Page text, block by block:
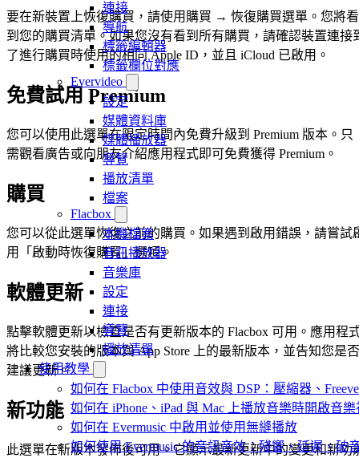
連接
導航
標籤編輯器
標籤欄位對應
Evervideo
設定
媒體資料庫
媒體播放器
導覽
播放清單
檔案
Flacbox
本機檔案
音訊播放器
音樂庫
設定
連接
導覽
播放清單
使用教學
如何在 Flacbox 中使用音效與 DSP：壓縮器、
如何在 iPhone、iPad 與 Mac 上播放音樂時開啟音
如何在 Evermusic 中啟用並使用無縫播放
如何使用 Evermusic 的音訊音效：殘響、延遲、破
要在新裝置上恢復購買，請使用購買 → 恢復購買選單。您將看
到您的購買清單。如果您沒有看到所有購買，請確認裝置連接
了進行購買時使用的相同 Apple ID，並且 iCloud 已啟用。
免費試用 Premium
您可以使用此選單在限定時間內免費升級到 Premium 版本。只
需觀看廣告或向朋友介紹應用程式即可免費獲得 Premium。
購買
您可以從此選單恢復之前的購買。如果遇到啟用錯誤，請嘗試
用「啟動時恢復購買」選項。
軟體更新
點擊軟體更新以檢查是否有更新版本的 Flacbox 可用。應用程
將比較您安裝的版本與 App Store 上的最新版本，並告知您是否
建議更新。
新功能
此選單在新版本發佈後可用。它顯示最新更新中的變更和新功